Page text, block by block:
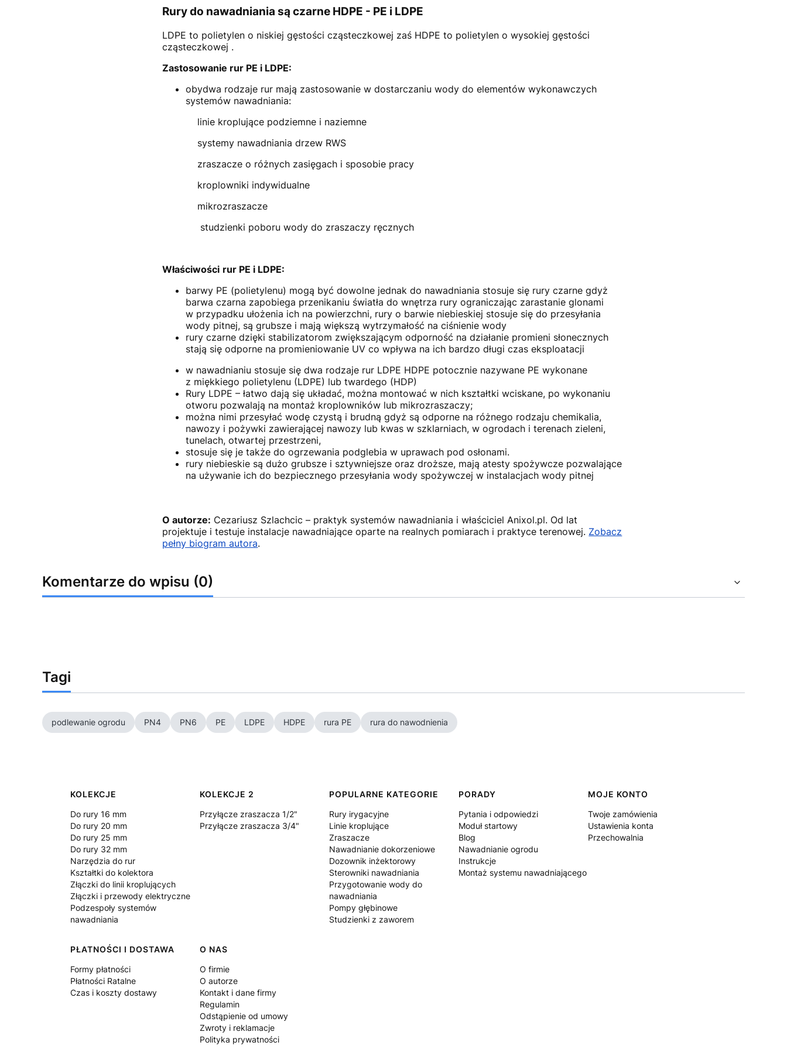
Rury do nawadniania są czarne HDPE - PE i LDPE
LDPE to polietylen o niskiej gęstości cząsteczkowej zaś HDPE to polietylen o wysokiej gęstości
cząsteczkowej .
Zastosowanie rur PE i LDPE:
obydwa rodzaje rur mają zastosowanie w dostarczaniu wody do elementów wykonawczych
systemów nawadniania:
linie kroplujące podziemne i naziemne
systemy nawadniania drzew RWS
zraszacze o różnych zasięgach i sposobie pracy
kroplowniki indywidualne
mikrozraszacze
studzienki poboru wody do zraszaczy ręcznych
Właściwości rur PE i LDPE:
barwy PE (polietylenu) mogą być dowolne jednak do nawadniania stosuje się rury czarne gdyż
barwa czarna zapobiega przenikaniu światła do wnętrza rury ograniczając zarastanie glonami
w przypadku ułożenia ich na powierzchni, rury o barwie niebieskiej stosuje się do przesyłania
wody pitnej, są grubsze i mają większą wytrzymałość na ciśnienie wody
rury czarne dzięki stabilizatorom zwiększającym odporność na działanie promieni słonecznych
stają się odporne na promieniowanie UV co wpływa na ich bardzo długi czas eksploatacji
w nawadnianiu stosuje się dwa rodzaje rur LDPE HDPE potocznie nazywane PE wykonane
z miękkiego polietylenu (LDPE) lub twardego (HDP)
Rury LDPE – łatwo dają się układać, można montować w nich kształtki wciskane, po wykonaniu
otworu pozwalają na montaż kroplowników lub mikrozraszaczy;
można nimi przesyłać wodę czystą i brudną gdyż są odporne na różnego rodzaju chemikalia,
nawozy i pożywki zawierającej nawozy lub kwas w szklarniach, w ogrodach i terenach zieleni,
tunelach, otwartej przestrzeni,
stosuje się je także do ogrzewania podglebia w uprawach pod osłonami.
rury niebieskie są dużo grubsze i sztywniejsze oraz droższe, mają atesty spożywcze pozwalające
na używanie ich do bezpiecznego przesyłania wody spożywczej w instalacjach wody pitnej
O autorze: Cezariusz Szlachcic – praktyk systemów nawadniania i właściciel Anixol.pl. Od lat
projektuje i testuje instalacje nawadniające oparte na realnych pomiarach i praktyce terenowej. Zobacz
pełny biogram autora.
Komentarze do wpisu (0)
Tagi
podlewanie ogrodu PN4 PN6 PE LDPE HDPE rura PE rura do nawodnienia
Linki w stopce
KOLEKCJE
Do rury 16 mm
Do rury 20 mm
Do rury 25 mm
Do rury 32 mm
Narzędzia do rur
Kształtki do kolektora
Złączki do linii kroplujących
Złączki i przewody elektryczne
Podzespoły systemów
nawadniania
KOLEKCJE 2
Przyłącze zraszacza 1/2"
Przyłącze zraszacza 3/4"
POPULARNE KATEGORIE
Rury irygacyjne
Linie kroplujące
Zraszacze
Nawadnianie dokorzeniowe
Dozownik inżektorowy
Sterowniki nawadniania
Przygotowanie wody do
nawadniania
Pompy głębinowe
Studzienki z zaworem
PORADY
Pytania i odpowiedzi
Moduł startowy
Blog
Nawadnianie ogrodu
Instrukcje
Montaż systemu nawadniającego
MOJE KONTO
Twoje zamówienia
Ustawienia konta
Przechowalnia
PŁATNOŚCI I DOSTAWA
Formy płatności
Płatności Ratalne
Czas i koszty dostawy
O NAS
O firmie
O autorze
Kontakt i dane firmy
Regulamin
Odstąpienie od umowy
Zwroty i reklamacje
Polityka prywatności